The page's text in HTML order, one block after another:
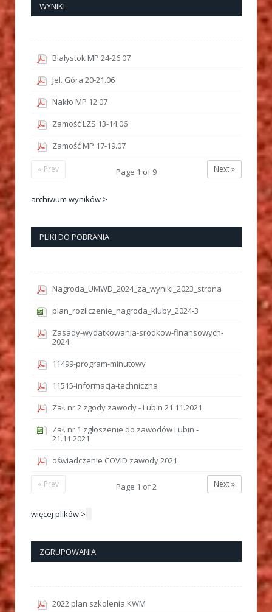
WYNIKI
Białystok MP 24-26.07
Jel. Góra 20-21.06
Nakło MP 12.07
Zamość LZS 13-14.06
Zamość MP 17-19.07
Next »
Page 1 of9
« Prev
archiwum wyników >
PLIKI DO POBRANIA
Nagroda_UMWD_2024_za_wyniki_2023_strona
plan_rozliczenie_nagroda_kluby_2024-3
Zasady-wydatkowania-srodkow-finansowych-
2024
11499-program-minutowy
11515-informacja-techniczna
Zał. nr 2 zgody zawody - Lubin 21.11.2021
Zał. nr 1 zgłoszenie do zawodów Lubin -
21.11.2021
oświadczenie COVID zawody 2021
Next »
Page 1 of2
« Prev
więcej plików >
ZGRUPOWANIA
2022 plan szkolenia KWM